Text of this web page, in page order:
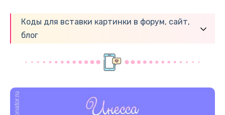
Коды для вставки картинки в форум, сайт,
блог